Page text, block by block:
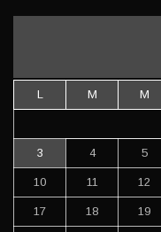
L M M
3 4 5
10 11 12
17 18 19